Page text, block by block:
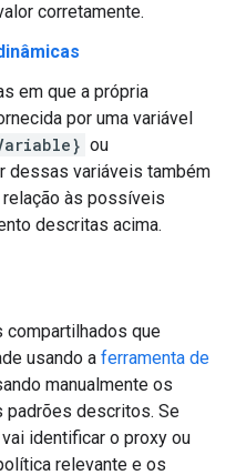
corretamente.
em que a própria
por uma variável
ou
dessas variáveis também
às possíveis
descritas acima.
que
usando a ferramenta de
manualmente os
padrões descritos. Se
identificar o proxy ou
relevante e os